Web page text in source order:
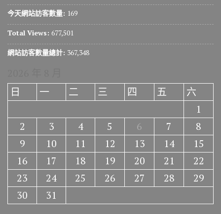
今天網站訪客數量: 169
Total Views: 677,501
網站訪客數量總計: 367,348
日
一 二 三 四 五
六
1
2
3 4 5 6 7
8
9
10 11 12 13 14
15
16
17 18 19 20 21
22
23
24 25 26 27 28
29
30
31